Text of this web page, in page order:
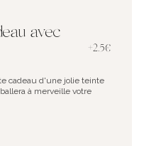
avec
+2.5€
cadeau d'une jolie teinte
à merveille votre